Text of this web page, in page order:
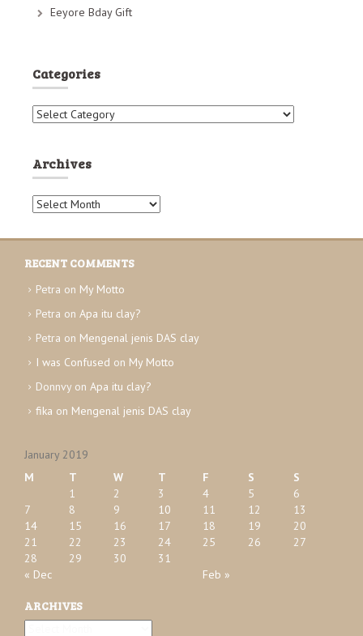
Eeyore Bday Gift
Categories
C
e
g
o
r
e
s
Archives
A
c
i
v
s
RECENT COMMENTS
Petra on My Motto
Petra on Apa itu clay?
Petra on Mengenal jenis DAS clay
I was Confused on My Motto
Donnvy on Apa itu clay?
fika on Mengenal jenis DAS clay
January 2019
M
T W T F S S
« Dec Feb »
1 2 3 4 5
6
7
8 9 10 11 12
13
14
15 16 17 18 19
20
21
22 23 24 25 26
27
28
29 30 31
ARCHIVES